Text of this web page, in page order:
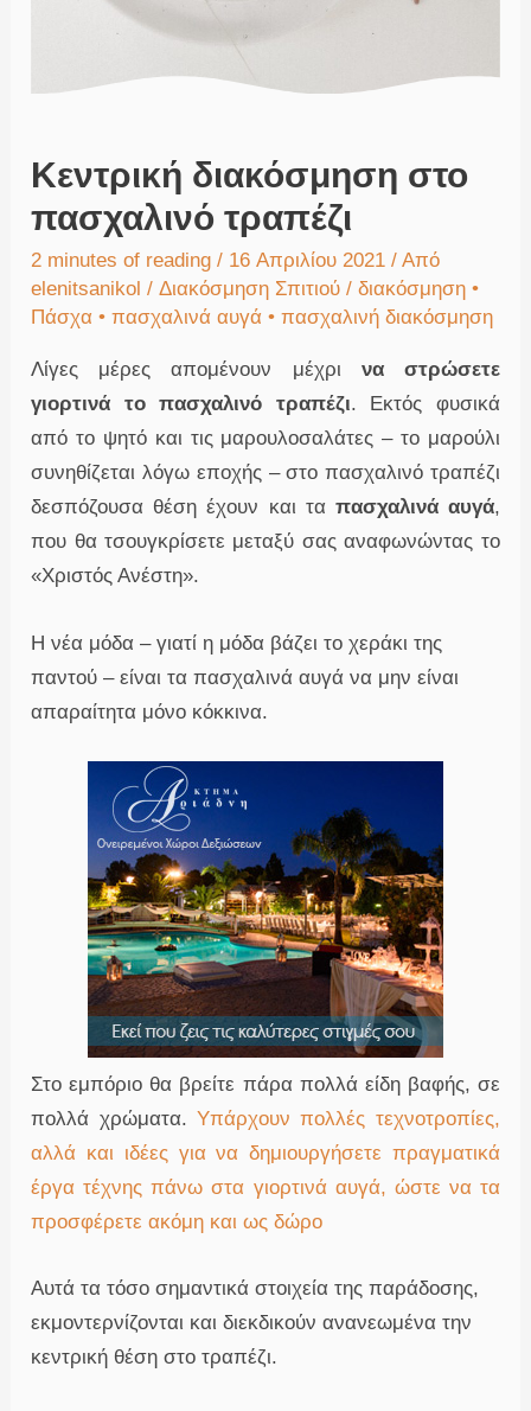
Κεντρική διακόσμηση στο
πασχαλινό τραπέζι
2 minutes of reading / 16 Απριλίου 2021 / Από
elenitsanikol /Διακόσμηση Σπιτιού /διακόσμηση •
Πάσχα •πασχαλινά αυγά •πασχαλινή διακόσμηση
Λίγες μέρες απομένουν μέχρι να στρώσετε
γιορτινά το πασχαλινό τραπέζι. Εκτός φυσικά
από το ψητό και τις μαρουλοσαλάτες – το μαρούλι
συνηθίζεται λόγω εποχής – στο πασχαλινό τραπέζι
δεσπόζουσα θέση έχουν και τα πασχαλινά αυγά,
που θα τσουγκρίσετε μεταξύ σας αναφωνώντας το
«Χριστός Ανέστη».
Η νέα μόδα – γιατί η μόδα βάζει το χεράκι της
παντού – είναι τα πασχαλινά αυγά να μην είναι
απαραίτητα μόνο κόκκινα.
Στο εμπόριο θα βρείτε πάρα πολλά είδη βαφής, σε
πολλά χρώματα. Υπάρχουν πολλές τεχνοτροπίες,
αλλά και ιδέες για να δημιουργήσετε πραγματικά
έργα τέχνης πάνω στα γιορτινά αυγά, ώστε να τα
προσφέρετε ακόμη και ως δώρο
Αυτά τα τόσο σημαντικά στοιχεία της παράδοσης,
εκμοντερνίζονται και διεκδικούν ανανεωμένα την
κεντρική θέση στο τραπέζι.